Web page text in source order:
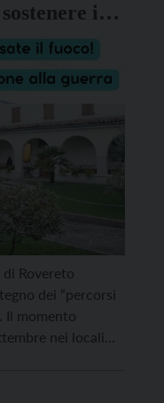
i
di Rovereto
dei “percorsi
Il momento
nei locali